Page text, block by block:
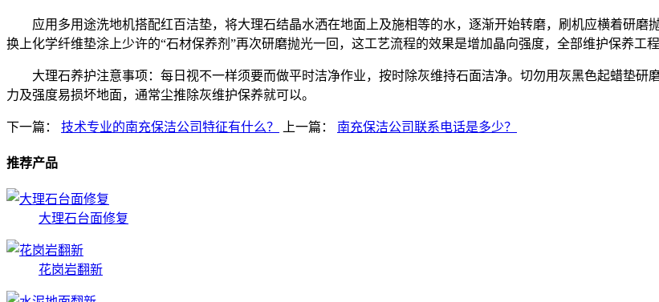
应用多用途洗地机搭配红百洁垫，将大理石结晶水洒在地面上及施相等的水，逐渐开始转磨，刷机应横着研
换上化学纤维垫涂上少许的“石材保养剂”再次研磨抛光一回，这工艺流程的效果是增加晶向强度，全部维护保养工
大理石养护注意事项：每日视不一样须要而做平时洁净作业，按时除灰维持石面洁净。切勿用灰黑色起蜡垫
力及强度易损坏地面，通常尘推除灰维护保养就可以。
下一篇： 技术专业的南充保洁公司特征有什么？ 上一篇： 南充保洁公司联系电话是多少？
推荐产品
大理石台面修复
花岗岩翻新